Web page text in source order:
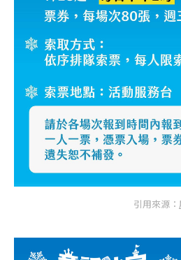
引用來源：